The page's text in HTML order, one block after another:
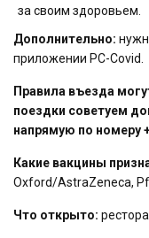
за своим здоровьем.
Дополнительно:
приложении PC-Covid.
Правила въезда
поездки советуем
напрямую по номеру
Какие вакцины
Oxford/AstraZeneca,
Что открыто: